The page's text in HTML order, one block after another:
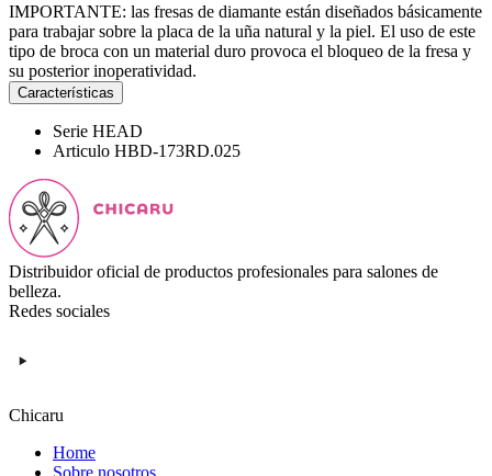
IMPORTANTE: las fresas de diamante están diseñados básicamente
para trabajar sobre la placa de la uña natural y la piel. El uso de este
tipo de broca con un material duro provoca el bloqueo de la fresa y
su posterior inoperatividad.
Características
Serie HEAD
Articulo HBD-173RD.025
Distribuidor oficial de productos profesionales para salones de
belleza.
Redes sociales
Chicaru
Home
Sobre nosotros